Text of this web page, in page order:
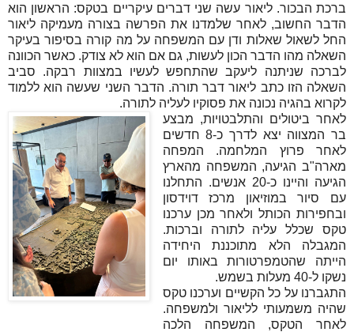
ברכת הבכור. ליאור עשה שני דברים עיקריים בטקס: הראשון הוא
הדבר החשוב, לאחר שלמדנו את הפרשה בצורה מעמיקה ליאור
החל לשאול שאלות ודן עם המשפחה על מה קורה בסיפור בעיקר
השאלה מהו הדבר הכון לעשות, גם אם הוא לא צודק. כאשר הכוונה
לברכה שניתנה ליעקב שהתחפש לעשיו במצוות רבקה. סביב
השאלה הזו כתב ליאור דבר תורה. הדבר השני שעשה הוא ללמוד
לקרוא בהגיה נכונה את פסוקיו לעליה לתורה.
לאחר ביטולים והתלבטויות, מבצע
בר המצווה יצא לדרך כ-8 חדשים
לאחר פרוץ המלחמה. המפחה
מארה"ב הגיעה, המשפחה מהארץ
הגיעה והיינו כ-20 אנשים. התחלנו
עם סיור במוזיאון מרכז דוידסון
ובחפירות הכותל ולאחר מכן ערכנו
טקס שכלל עליה לתורה וברכות.
המגבלה הלא מתוכננת היחידה
הייתה שהטמפרטורות באותו יום
נשקו ל-40 מעלות בשמש.
התגברנו על כל הקשיים וערכנו טקס
שהיה משמעותי לליאור ולמשפחה.
לאחר הטקס, המשפחה הלכה